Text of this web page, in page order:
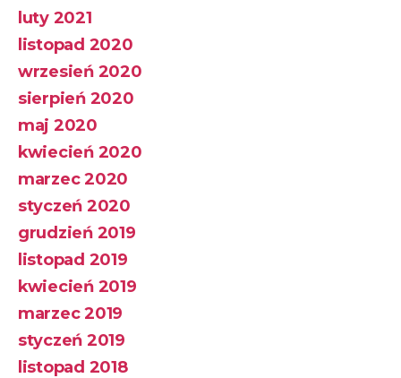
luty 2021
listopad 2020
wrzesień 2020
sierpień 2020
maj 2020
kwiecień 2020
marzec 2020
styczeń 2020
grudzień 2019
listopad 2019
kwiecień 2019
marzec 2019
styczeń 2019
listopad 2018